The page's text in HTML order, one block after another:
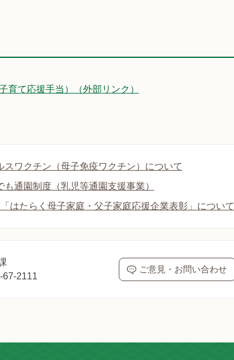
育て応援手当）（外部リンク）
スワクチン（母子免疫ワクチン）について
も通園制度（乳児等通園支援事業）
はたらく母子家庭・父子家庭応援企業表彰」について
2111
ご意見・お問い合わせ